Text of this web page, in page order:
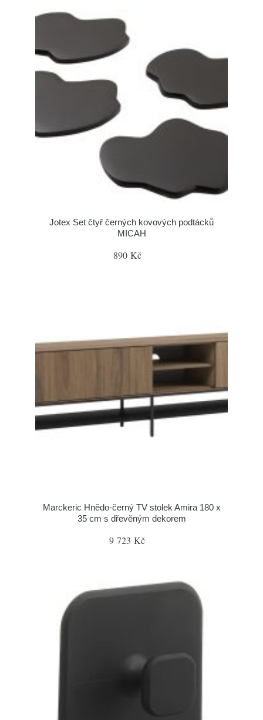
Jotex Set čtyř černých kovových podtácků
MICAH
890 Kč
Marckeric Hnědo-černý TV stolek Amira 180 x
35 cm s dřevěným dekorem
9 723 Kč